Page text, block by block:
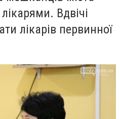
Вдвічі
лікарів первинної